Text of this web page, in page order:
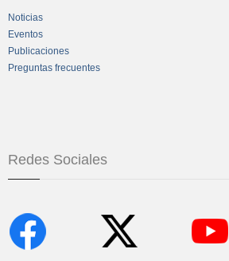
Noticias
Eventos
Publicaciones
Preguntas frecuentes
Redes Sociales